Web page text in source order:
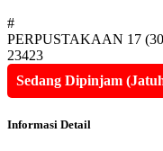
#
PERPUSTAKAAN 17
23423
Sedang Dipinjam
Informasi Detail